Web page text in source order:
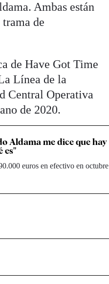
Ambas están
de
de Have Got Time
Línea de la
Central Operativa
de 2020.
Aldama me dice que hay
es"
euros en efectivo en octubre